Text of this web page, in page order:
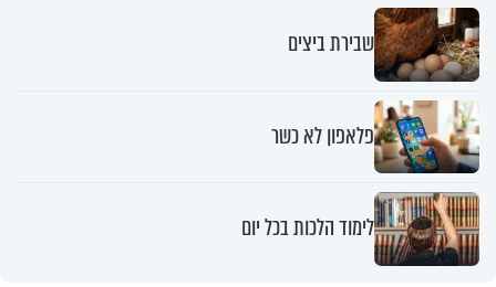
שבירת ביצים
פלאפון לא כשר
לימוד הלכות בכל יום